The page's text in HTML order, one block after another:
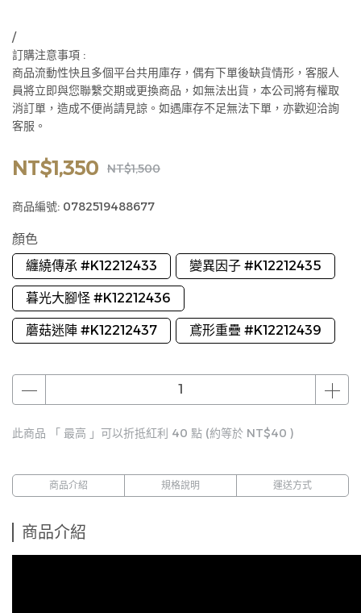
/
訂購注意事項 :
商品流動性快且多個平台共用庫存，偶有下單後缺貨情形，客服人
員將立即與您聯繫交期或更換商品，如無法出貨，本公司將有權取
消訂單，造成不便尚請見諒。如遇庫存不足無法下單，亦歡迎洽詢
客服。
NT$1,350 NT$1,500
商品編號: 0782519488677
顏色
纏繞傳承 #K12212433
變異因子 #K12212435
暮光大腳怪 #K12212436
蘑菇迷陣 #K12212437 鳶形重疊 #K12212439
此商品 「 最高 」可以折抵紅利 40 點 (約等於 NT$40 )
商品介紹 規格說明 運送方式
商品介紹